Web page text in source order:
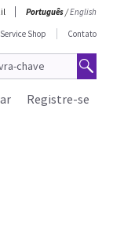
Português/English
Shop Contato
Registre-se